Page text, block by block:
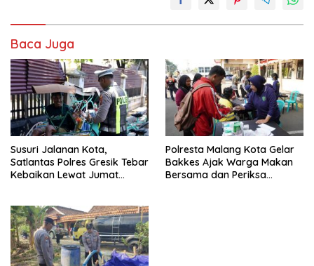
Baca Juga
Susuri Jalanan Kota,
Satlantas Polres Gresik Tebar
Kebaikan Lewat Jumat
Polresta Malang Kota Gelar
Bakkes Ajak Warga Makan
Bersama dan Periksa